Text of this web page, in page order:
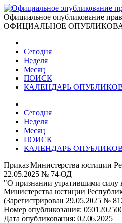
Официальное опубликование
ОФИЦИАЛЬНОЕ
Сегодня
Неделя
Месяц
ПОИСК
КАЛЕНДАРЬ
Сегодня
Неделя
Месяц
ПОИСК
КАЛЕНДАРЬ
Приказ Министерства юстиции
22.05.2025 № 74-ОД
"О признании утратившими силу
Министерства юстиции
(Зарегистрирован 29.05.2025 №
Номер опубликования:
Дата опубликования: 02.06.2025